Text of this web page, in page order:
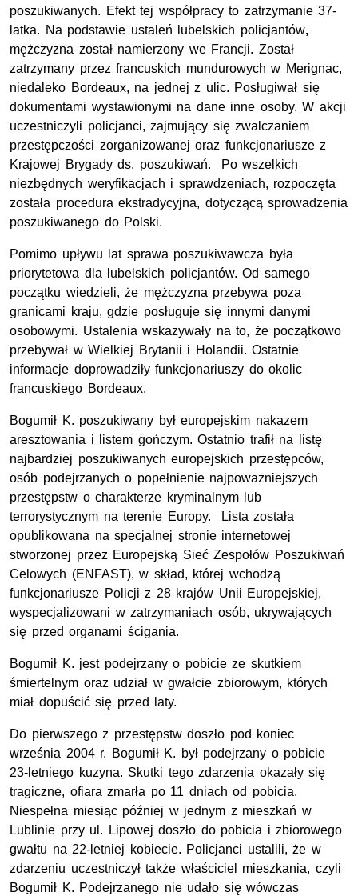
poszukiwanych. Efekt tej współpracy to zatrzymanie 37-
latka. Na podstawie ustaleń lubelskich policjantów,
mężczyzna został namierzony we Francji. Został
zatrzymany przez francuskich mundurowych w Merignac,
niedaleko Bordeaux, na jednej z ulic. Posługiwał się
dokumentami wystawionymi na dane inne osoby. W akcji
uczestniczyli policjanci, zajmujący się zwalczaniem
przestępczości zorganizowanej oraz funkcjonariusze z
Krajowej Brygady ds. poszukiwań. Po wszelkich
niezbędnych weryfikacjach i sprawdzeniach, rozpoczęta
została procedura ekstradycyjna, dotyczącą sprowadzenia
poszukiwanego do Polski.
Pomimo upływu lat sprawa poszukiwawcza była
priorytetowa dla lubelskich policjantów. Od samego
początku wiedzieli, że mężczyzna przebywa poza
granicami kraju, gdzie posługuje się innymi danymi
osobowymi. Ustalenia wskazywały na to, że początkowo
przebywał w Wielkiej Brytanii i Holandii. Ostatnie
informacje doprowadziły funkcjonariuszy do okolic
francuskiego Bordeaux.
Bogumił K. poszukiwany był europejskim nakazem
aresztowania i listem gończym. Ostatnio trafił na listę
najbardziej poszukiwanych europejskich przestępców,
osób podejrzanych o popełnienie najpoważniejszych
przestępstw o charakterze kryminalnym lub
terrorystycznym na terenie Europy. Lista została
opublikowana na specjalnej stronie internetowej
stworzonej przez Europejską Sieć Zespołów Poszukiwań
Celowych (ENFAST), w skład, której wchodzą
funkcjonariusze Policji z 28 krajów Unii Europejskiej,
wyspecjalizowani w zatrzymaniach osób, ukrywających
się przed organami ścigania.
Bogumił K. jest podejrzany o pobicie ze skutkiem
śmiertelnym oraz udział w gwałcie zbiorowym, których
miał dopuścić się przed laty.
Do pierwszego z przestępstw doszło pod koniec
września 2004 r. Bogumił K. był podejrzany o pobicie
23-letniego kuzyna. Skutki tego zdarzenia okazały się
tragiczne, ofiara zmarła po 11 dniach od pobicia.
Niespełna miesiąc później w jednym z mieszkań w
Lublinie przy ul. Lipowej doszło do pobicia i zbiorowego
gwałtu na 22-letniej kobiecie. Policjanci ustalili, że w
zdarzeniu uczestniczył także właściciel mieszkania, czyli
Bogumił K. Podejrzanego nie udało się wówczas